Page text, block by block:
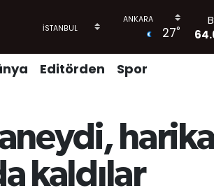
27°
Editörden Spor
kaldılar